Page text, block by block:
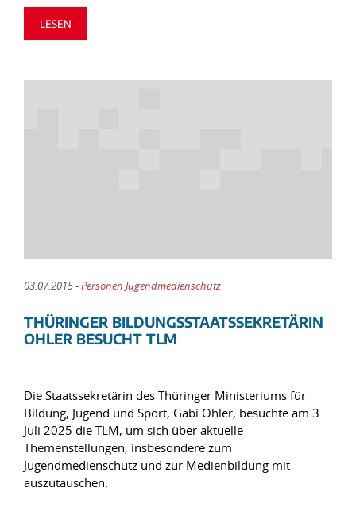
LESEN
03.07.2015 -Personen Jugendmedienschutz
THÜRINGER BILDUNGSSTAATSSEKRETÄRIN
OHLER BESUCHT TLM
Die Staatssekretärin des Thüringer Ministeriums für
Bildung, Jugend und Sport, Gabi Ohler, besuchte am 3.
Juli 2025 die TLM, um sich über aktuelle
Themenstellungen, insbesondere zum
Jugendmedienschutz und zur Medienbildung mit
auszutauschen.